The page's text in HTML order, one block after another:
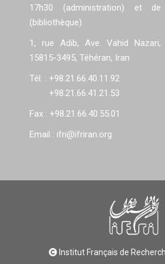
17h30 (administration) et
(bibliothèque).
1, rue Adib, Ave. Vahid Nazari,
15815-3495, Téhéran, Iran
Tél. : +98.21.66.40.11.92
+98.21.66.41.21.53
Fax : +98.21.66.40.55.01
Email : ifri@ifriran.org
Institut Français de